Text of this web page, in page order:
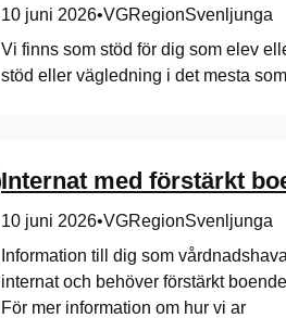
10 juni 2026•VGRegionSvenljunga
Vi finns som stöd för dig som elev
stöd eller vägledning i det mesta
Internat med förstärkt
10 juni 2026•VGRegionSvenljunga
Information till dig som
internat och behöver förstärkt
För mer information om hur vi ar